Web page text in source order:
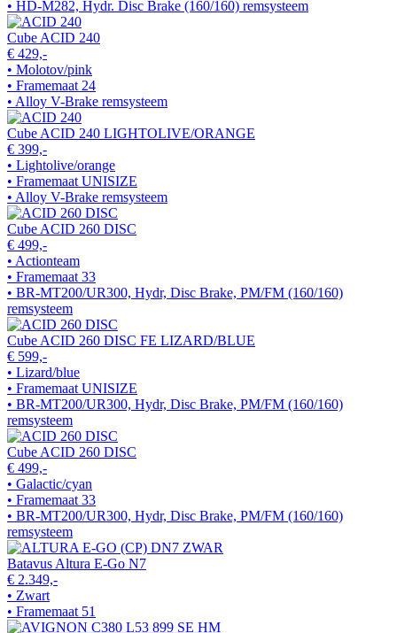
• HD-M282, Hydr. Disc Brake (160/160) remsysteem
Cube ACID 240
€ 429,-
• Molotov/pink
• Framemaat 24
• Alloy V-Brake remsysteem
Cube ACID 240 LIGHTOLIVE/ORANGE
€ 399,-
• Lightolive/orange
• Framemaat UNISIZE
• Alloy V-Brake remsysteem
Cube ACID 260 DISC
€ 499,-
• Actionteam
• Framemaat 33
• BR-MT200/UR300, Hydr, Disc Brake, PM/FM (160/160)
remsysteem
Cube ACID 260 DISC FE LIZARD/BLUE
€ 599,-
• Lizard/blue
• Framemaat UNISIZE
• BR-MT200/UR300, Hydr, Disc Brake, PM/FM (160/160)
remsysteem
Cube ACID 260 DISC
€ 499,-
• Galactic/cyan
• Framemaat 33
• BR-MT200/UR300, Hydr, Disc Brake, PM/FM (160/160)
remsysteem
Batavus Altura E-Go N7
€ 2.349,-
• Zwart
• Framemaat 51